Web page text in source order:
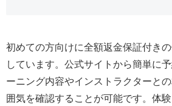
初めての方向けに全額返金保証付き
しています。公式サイトから簡単に
ーニング内容やインストラクターと
囲気を確認することが可能です。体